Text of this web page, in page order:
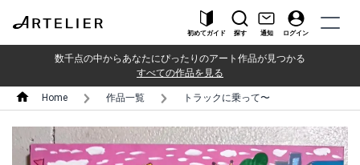
初めてガイド 探す 通知 ログイン
数千点の中からあなたにぴったりのアート作品が見つかる
すべての作品を見る
Home 作品一覧 トラックに乗って〜